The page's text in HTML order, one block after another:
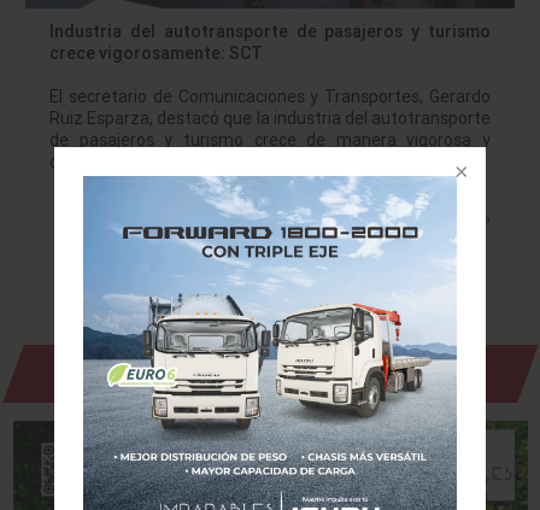
Industria del autotransporte de pasajeros y turismo
crece vigorosamente: SCT
El secretario de Comunicaciones y Transportes, Gerardo
Ruiz Esparza, destacó que la industria del autotransporte
de pasajeros y turismo crece de manera vigorosa y
constante; que actualmente moviliza al 97…
Leer más »
Revista Digital